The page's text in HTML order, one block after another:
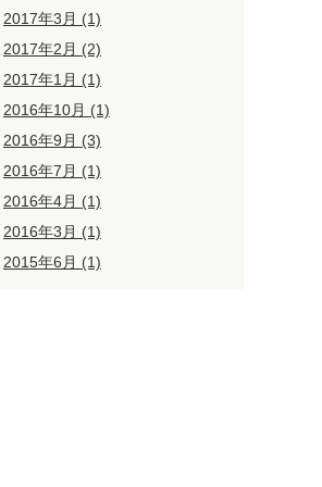
2017年3月 (1)
2017年2月 (2)
2017年1月 (1)
2016年10月 (1)
2016年9月 (3)
2016年7月 (1)
2016年4月 (1)
2016年3月 (1)
2015年6月 (1)